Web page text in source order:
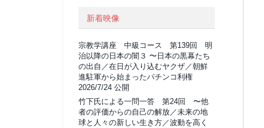
新着映像
宗教学講座 中級コース 第139回 明
治以降の日本の闇３ 〜日本の黒幕たち
の出自／在日が入り込むヤクザ／朝鮮
進駐軍から始まったパチンコ利権
2026/7/24 公開
竹下氏による一問一答 第24回 〜他
者の評価からの自己の解放／未来の地
球と人々の新しい生き方／波動を高く